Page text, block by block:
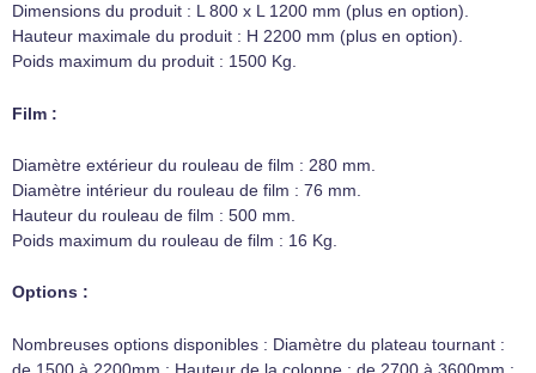
Dimensions du produit : L 800 x L 1200 mm (plus en option).
Hauteur maximale du produit : H 2200 mm (plus en option).
Poids maximum du produit : 1500 Kg.
Film :
Diamètre extérieur du rouleau de film : 280 mm.
Diamètre intérieur du rouleau de film : 76 mm.
Hauteur du rouleau de film : 500 mm.
Poids maximum du rouleau de film : 16 Kg.
Options :
Nombreuses options disponibles : Diamètre du plateau tournant :
de 1500 à 2200mm ; Hauteur de la colonne : de 2700 à 3600mm ;